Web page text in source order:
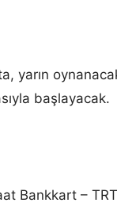
yarın
başlayacak.
Bankkart – TRT